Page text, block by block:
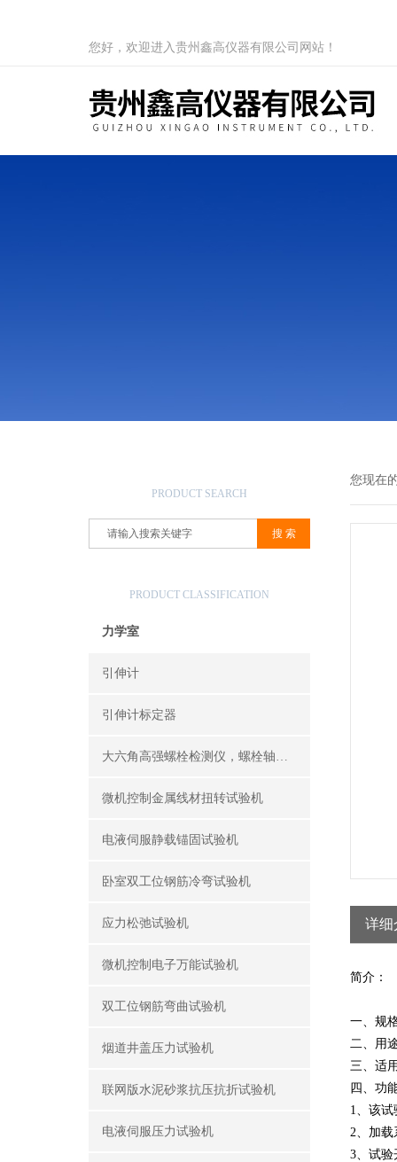
您好，欢迎进入贵州鑫高仪器有限公司网站！
PRODUCT SEARCH
PRODUCT CLASSIFICATION
力学室
引伸计
引伸计标定器
大六角高强螺栓检测仪，螺栓轴力计，抗滑移系数检测仪
微机控制金属线材扭转试验机
电液伺服静载锚固试验机
卧室双工位钢筋冷弯试验机
应力松弛试验机
微机控制电子万能试验机
双工位钢筋弯曲试验机
烟道井盖压力试验机
联网版水泥砂浆抗压抗折试验机
电液伺服压力试验机
您现在
详细
简介：
一、规
二、用
三、适
四、功
1、该
2、加载
3、试验